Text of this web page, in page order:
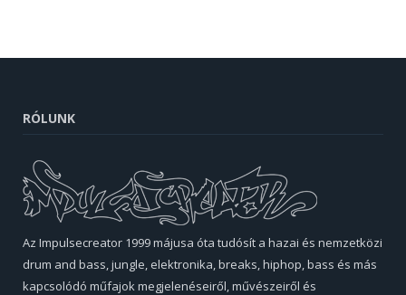
RÓLUNK
Az Impulsecreator 1999 májusa óta tudósít a hazai és nemzetközi
drum and bass, jungle, elektronika, breaks, hiphop, bass és más
kapcsolódó műfajok megjelenéseiről, művészeiről és